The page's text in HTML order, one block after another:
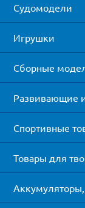
Судомодели
Игрушки
Сборные
Развивающие
Спортивные
Товары для